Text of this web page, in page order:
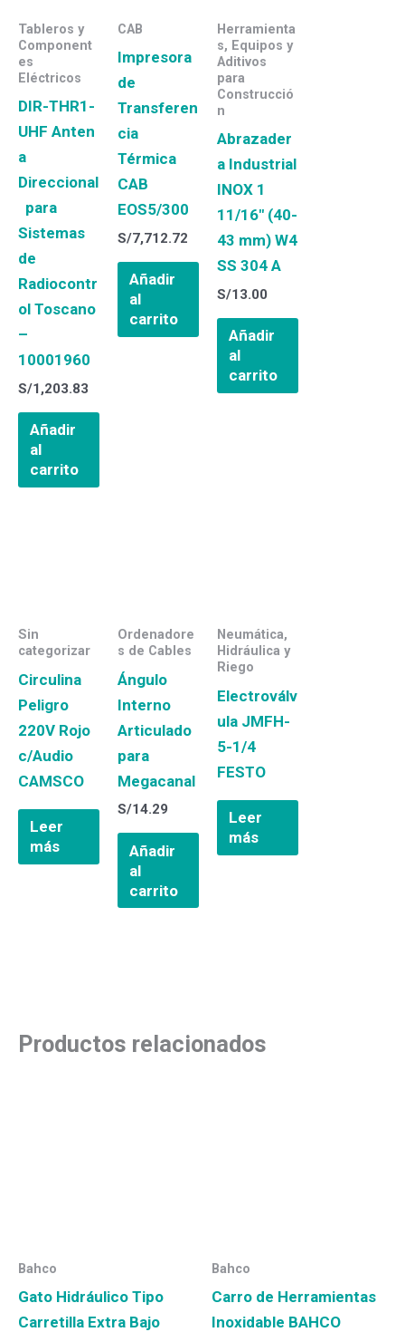
Tableros y
Component
es
Eléctricos
DIR-THR1-
UHF Anten
a
Direccional
para
Sistemas
de
Radiocontr
ol Toscano
–
10001960
S/1,203.83
Añadir
al
carrito
CAB
Impresora
de
Transferen
cia
Térmica
CAB
EOS5/300
S/7,712.72
Añadir
al
carrito
Herramienta
s, Equipos y
Aditivos
para
Construcció
n
Abrazader
a Industrial
INOX 1
11/16″ (40-
43 mm) W4
SS 304 A
S/13.00
Añadir
al
carrito
Sin
categorizar
Circulina
Peligro
220V Rojo
c/Audio
CAMSCO
Leer
más
Ordenadore
s de Cables
Ángulo
Interno
Articulado
para
Megacanal
S/14.29
Añadir
al
carrito
Neumática,
Hidráulica y
Riego
Electroválv
ula JMFH-
5-1/4
FESTO
Leer
más
Productos relacionados
Bahco
Gato Hidráulico Tipo
Carretilla Extra Bajo
Bahco
Carro de Herramientas
Inoxidable BAHCO